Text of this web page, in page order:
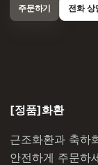
주문하기 전화 상
[정품]화환
근조화환과 축하
안전하게 주문하